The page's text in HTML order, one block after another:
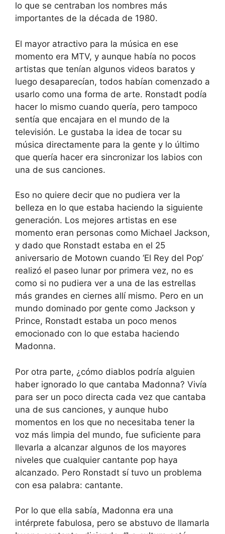
lo que se centraban los nombres más
importantes de la década de 1980.
El mayor atractivo para la música en ese
momento era MTV, y aunque había no pocos
artistas que tenían algunos videos baratos y
luego desaparecían, todos habían comenzado a
usarlo como una forma de arte. Ronstadt podía
hacer lo mismo cuando quería, pero tampoco
sentía que encajara en el mundo de la
televisión. Le gustaba la idea de tocar su
música directamente para la gente y lo último
que quería hacer era sincronizar los labios con
una de sus canciones.
Eso no quiere decir que no pudiera ver la
belleza en lo que estaba haciendo la siguiente
generación. Los mejores artistas en ese
momento eran personas como Michael Jackson,
y dado que Ronstadt estaba en el 25
aniversario de Motown cuando ‘El Rey del Pop’
realizó el paseo lunar por primera vez, no es
como si no pudiera ver a una de las estrellas
más grandes en ciernes allí mismo. Pero en un
mundo dominado por gente como Jackson y
Prince, Ronstadt estaba un poco menos
emocionado con lo que estaba haciendo
Madonna.
Por otra parte, ¿cómo diablos podría alguien
haber ignorado lo que cantaba Madonna? Vivía
para ser un poco directa cada vez que cantaba
una de sus canciones, y aunque hubo
momentos en los que no necesitaba tener la
voz más limpia del mundo, fue suficiente para
llevarla a alcanzar algunos de los mayores
niveles que cualquier cantante pop haya
alcanzado. Pero Ronstadt sí tuvo un problema
con esa palabra: cantante.
Por lo que ella sabía, Madonna era una
intérprete fabulosa, pero se abstuvo de llamarla